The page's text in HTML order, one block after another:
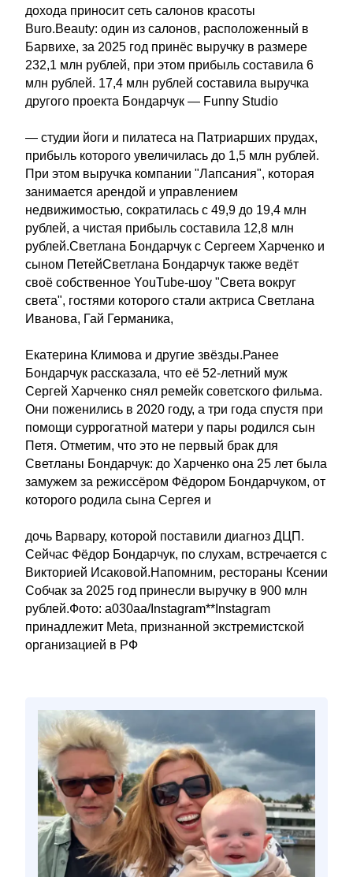
дохода приносит сеть салонов красоты
Buro.Beauty: один из салонов, расположенный в
Барвихе, за 2025 год принёс выручку в размере
232,1 млн рублей, при этом прибыль составила 6
млн рублей. 17,4 млн рублей составила выручка
другого проекта Бондарчук — Funny Studio
— студии йоги и пилатеса на Патриарших прудах,
прибыль которого увеличилась до 1,5 млн рублей.
При этом выручка компании "Лапсания", которая
занимается арендой и управлением
недвижимостью, сократилась с 49,9 до 19,4 млн
рублей, а чистая прибыль составила 12,8 млн
рублей.Светлана Бондарчук с Сергеем Харченко и
сыном ПетейСветлана Бондарчук также ведёт
своё собственное YouTube-шоу "Света вокруг
света", гостями которого стали актриса Светлана
Иванова, Гай Германика,
Екатерина Климова и другие звёзды.Ранее
Бондарчук рассказала, что её 52-летний муж
Сергей Харченко снял ремейк советского фильма.
Они поженились в 2020 году, а три года спустя при
помощи суррогатной матери у пары родился сын
Петя. Отметим, что это не первый брак для
Светланы Бондарчук: до Харченко она 25 лет была
замужем за режиссёром Фёдором Бондарчуком, от
которого родила сына Сергея и
дочь Варвару, которой поставили диагноз ДЦП.
Сейчас Фёдор Бондарчук, по слухам, встречается с
Викторией Исаковой.Напомним, рестораны Ксении
Собчак за 2025 год принесли выручку в 900 млн
рублей.Фото: a030aa/Instagram**Instagram
принадлежит Meta, признанной экстремистской
организацией в РФ